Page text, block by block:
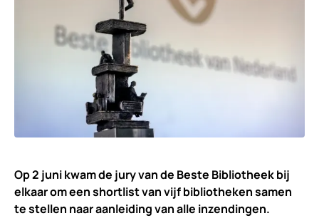
Op 2 juni kwam de jury van de Beste Bibliotheek bij
elkaar om een shortlist van vijf bibliotheken samen
te stellen naar aanleiding van alle inzendingen.